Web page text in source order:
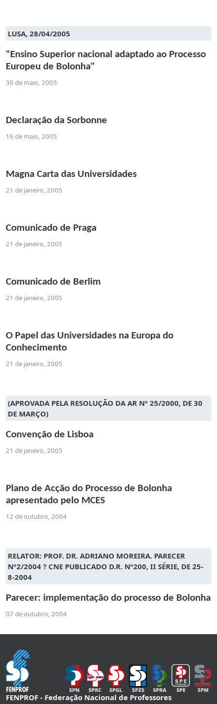
LUSA, 28/04/2005
"Ensino Superior nacional adaptado ao Processo
Europeu de Bolonha"
30 de maio, 2005
Declaração da Sorbonne
16 de maio, 2005
Magna Carta das Universidades
21 de janeiro, 2005
Comunicado de Praga
21 de janeiro, 2005
Comunicado de Berlim
21 de janeiro, 2005
O Papel das Universidades na Europa do
Conhecimento
21 de janeiro, 2005
(APROVADA PELA RESOLUÇÃO DA AR Nº 25/2000, DE 30
DE MARÇO)
Convenção de Lisboa
21 de janeiro, 2005
Plano de Acção do Processo de Bolonha
apresentado pelo MCES
12 de outubro, 2004
RELATOR: PROF. DR. ADRIANO MOREIRA. PARECER
Nº2/2004 ? CNE PUBLICADO D.R. Nº200, II SÉRIE, DE 25-
8-2004
Parecer: implementação do processo de Bolonha
07 de outubro, 2004
FENPROF - Federação Nacional de Professores